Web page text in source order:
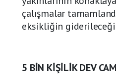
çalışmalar
eksikliğin
5 BİN KİŞİLİK DEV